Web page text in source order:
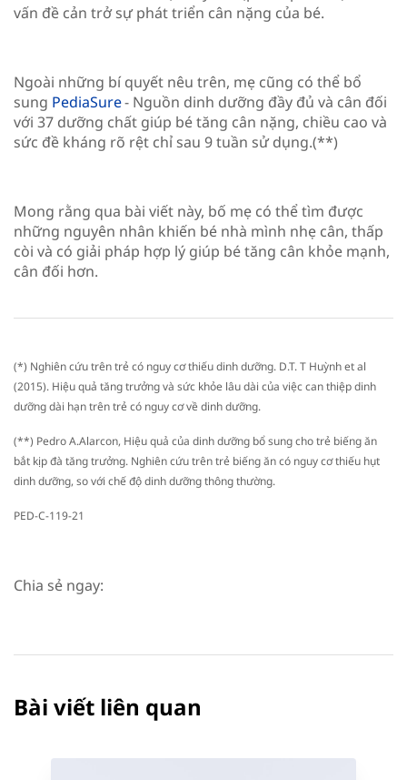
Chia sẻ ngay:
vấn đề cản trở sự phát triển cân nặng của bé.
Ngoài những bí quyết nêu trên, mẹ cũng có thể bổ
sung PediaSure- Nguồn dinh dưỡng đầy đủ và cân đối
với 37 dưỡng chất giúp bé tăng cân nặng, chiều cao và
sức đề kháng rõ rệt chỉ sau 9 tuần sử dụng.(**)
Mong rằng qua bài viết này, bố mẹ có thể tìm được
những nguyên nhân khiến bé nhà mình nhẹ cân, thấp
còi và có giải pháp hợp lý giúp bé tăng cân khỏe mạnh,
cân đối hơn.
(*) Nghiên cứu trên trẻ có nguy cơ thiếu dinh dưỡng. D.T. T Huỳnh et al
(2015). Hiệu quả tăng trưởng và sức khỏe lâu dài của việc can thiệp dinh
dưỡng dài hạn trên trẻ có nguy cơ về dinh dưỡng.
(**) Pedro A.Alarcon, Hiệu quả của dinh dưỡng bổ sung cho trẻ biếng ăn
bắt kịp đà tăng trưởng. Nghiên cứu trên trẻ biếng ăn có nguy cơ thiếu hụt
dinh dưỡng, so với chế độ dinh dưỡng thông thường.
PED-C-119-21
Bài viết liên quan